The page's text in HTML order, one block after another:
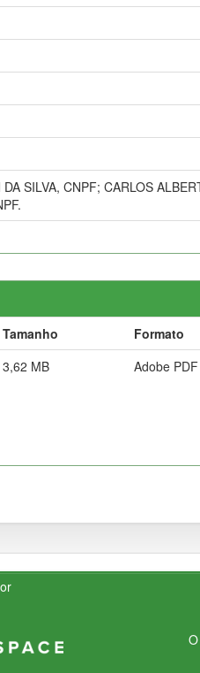
SILVA, CNPF; CARLOS
Tamanho
Formato
3,62 MB Adobe PDF